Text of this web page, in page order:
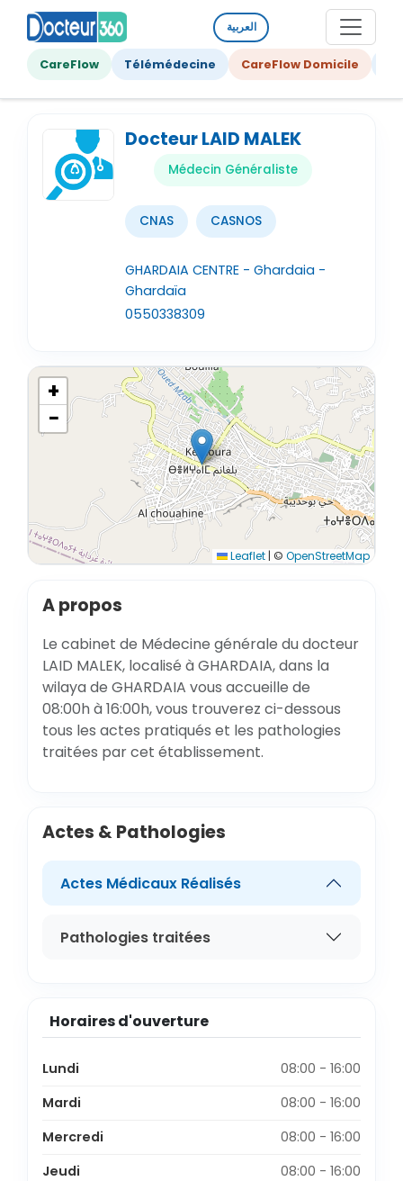
العربية
CareFlow Télémédecine CareFlow Domicile
Docteur LAID MALEK
Médecin Généraliste
CNAS CASNOS
GHARDAIA CENTRE - Ghardaia -
Ghardaïa
0550338309
+
−
Leaflet | © OpenStreetMap
A propos
Le cabinet de Médecine générale du docteur
LAID MALEK, localisé à GHARDAIA, dans la
wilaya de GHARDAIA vous accueille de
08:00h à 16:00h, vous trouverez ci-dessous
tous les actes pratiqués et les pathologies
traitées par cet établissement.
Actes & Pathologies
Actes Médicaux Réalisés
Pathologies traitées
Horaires d'ouverture
Lundi
08:00 - 16:00
Mardi
08:00 - 16:00
Mercredi
08:00 - 16:00
Jeudi
08:00 - 16:00